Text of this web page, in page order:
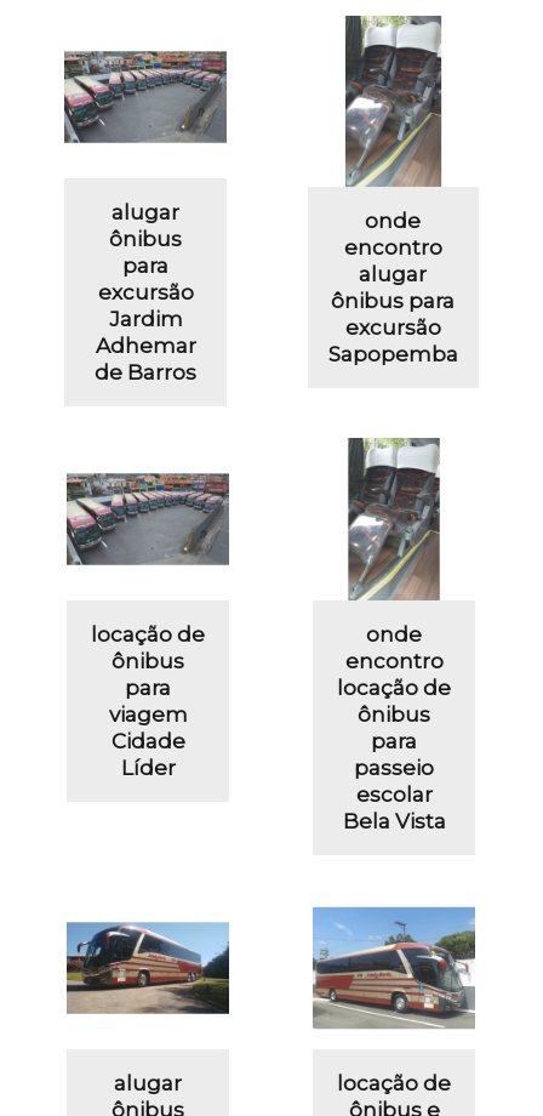
alugar
ônibus
para
excursão
Jardim
Adhemar
de Barros
onde
encontro
alugar
ônibus para
excursão
Sapopemba
locação de
ônibus
para
viagem
Cidade
Líder
onde
encontro
locação de
ônibus
para
passeio
escolar
Bela Vista
alugar
ônibus
locação de
ônibus e